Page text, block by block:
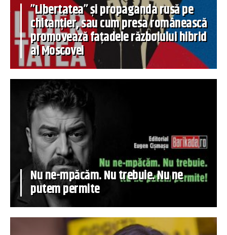
”Libertatea” și propaganda rusă pe
chitanțier, sau cum presa românească
promovează fațadele războiului hibrid
al Moscovei
Nu ne-mpăcăm. Nu trebuie. Nu ne
putem permite